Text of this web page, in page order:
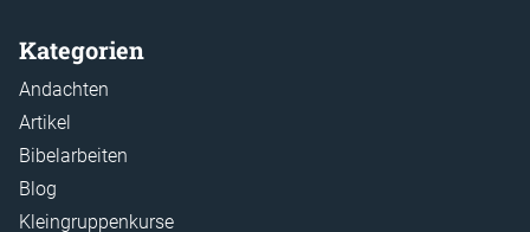
Kategorien
Andachten
Artikel
Bibelarbeiten
Blog
Kleingruppenkurse